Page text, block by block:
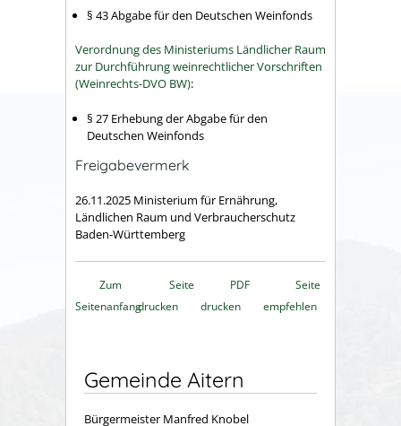
§ 43 Abgabe für den Deutschen Weinfonds
Verordnung des Ministeriums Ländlicher Raum
zur Durchführung weinrechtlicher Vorschriften
(Weinrechts-DVO BW):
§ 27 Erhebung der Abgabe für den
Deutschen Weinfonds
Freigabevermerk
26.11.2025 Ministerium für Ernährung,
Ländlichen Raum und Verbraucherschutz
Baden-Württemberg
Zum
Seitenanfang
Seite
drucken
PDF
drucken
Seite
empfehlen
Gemeinde Aitern
Bürgermeister Manfred Knobel